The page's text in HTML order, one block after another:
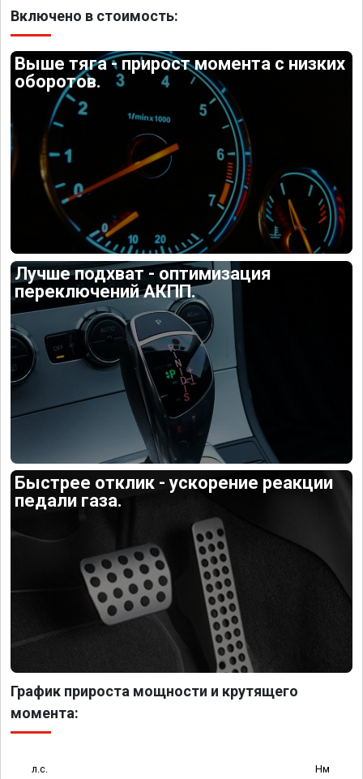
Включено в стоимость:
Выше тяга - прирост момента с низких
оборотов.
Лучше подхват - оптимизация
переключений АКПП.
Быстрее отклик - ускорение реакции
педали газа.
График прироста мощности и крутящего
момента:
л.с. Нм